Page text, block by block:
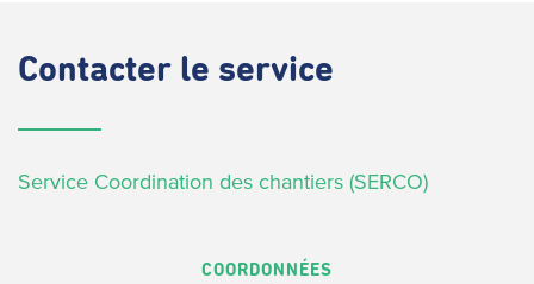
Contacter le service
Service Coordination des chantiers (SERCO)
COORDONNÉES